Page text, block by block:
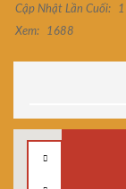
Cập Nhật Lần Cuối:
Xem:
1688